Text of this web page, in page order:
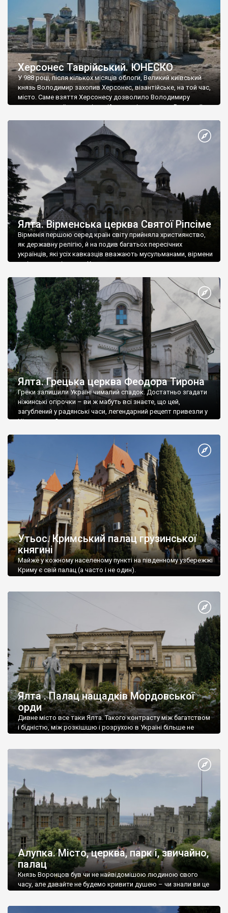
Херсонес Таврійський. ЮНЕСКО
У 988 році, після кількох місяців облоги, Великий київський
князь Володимир захопив Херсонес, візантійське, на той час,
місто. Саме взяття Херсонесу дозволило Володимиру
диктувати свої умови візантійському імператору Василю ІІ, та
Херсонесі Володимир-язичник, став Василем-християнином.
А потім було Хрещення Русі. На честь Херсонесу Таврійського
Ялта. Вірменська церква Святої Ріпсіме
Вірменія першою серед країн світу прийняла християнство,
як державну релігію, й на подив багатьох пересічних
українців, які усіх кавказців вважають мусульманами, вірмени
є відданими вірянами Христа
Ялта. Грецька церква Феодора Тирона
Греки залишили Україні чималий спадок. Достатньо згадати
ніжинські огірочки – ви ж мабуть всі знаєте, що цей,
загублений у радянські часи, легендарний рецепт привезли у
Ніжин греки?
Утьос. Кримський палац грузинської
княгині
Майже у кожному населеному пункті на південному узбережжі
Криму є свій палац (а часто і не один).
Ялта . Палац нащадків Мордовської
орди
Дивне місто все таки Ялта. Такого контрасту між багатством
і бідністю, між розкішшю і розрухою в Україні більше не
Алупка. Місто, церква, парк і, звичайно,
палац
Князь Воронцов був чи не найвідомішою людиною свого
часу, але давайте не будемо кривити душею – чи знали ви це